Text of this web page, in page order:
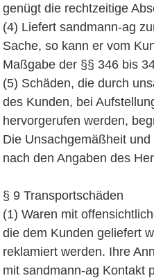
genügt die rechtzeitige
(4) Liefert sandmann-ag
Sache, so kann er vom
Maßgabe der §§ 346 bis
(5) Schäden, die durch
des Kunden, bei
hervorgerufen werden,
Die Unsachgemäßheit
nach den Angaben des
§ 9 Transportschäden
(1) Waren mit
die dem Kunden geliefert
reklamiert werden. Ihre
mit sandmann-ag Kontakt